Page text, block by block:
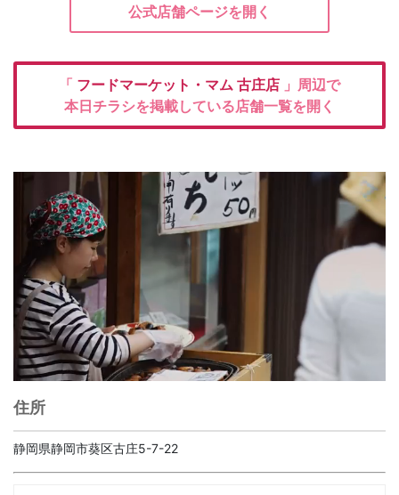
公式店舗ページを開く
「 フードマーケット・マム 古庄店 」周辺で
本日チラシを掲載している店舗一覧を開く
住所
静岡県静岡市葵区古庄5-7-22